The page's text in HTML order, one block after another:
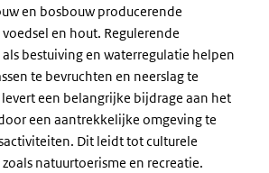
en bosbouw producerende
en hout. Regulerende
bestuiving en waterregulatie helpen
te bevruchten en neerslag te
een belangrijke bijdrage aan het
een aantrekkelijke omgeving te
Dit leidt tot culturele
natuurtoerisme en recreatie.